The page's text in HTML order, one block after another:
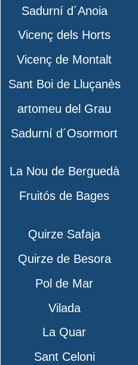
Sadurní d´Anoia
Vicenç dels Horts
Vicenç de Montalt
Sant Boi de Lluçanès
artomeu del Grau
Sadurní d´Osormort
La Nou de Berguedà
Fruitós de Bages
Quirze Safaja
Quirze de Besora
Pol de Mar
Vilada
La Quar
Sant Celoni